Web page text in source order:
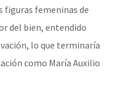
figuras femeninas de
del bien, entendido
lo que terminaría
como María Auxilio